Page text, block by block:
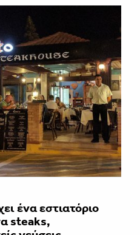
ένα εστιατόριο
steaks,